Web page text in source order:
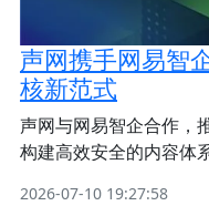
声网携手网易智
核新范式
声网与网易智企合作，
构建高效安全的内容体系
2026-07-10 19:27:58